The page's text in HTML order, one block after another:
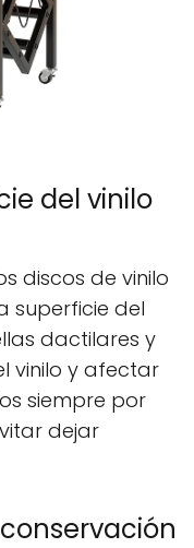
del vinilo
discos de vinilo
superficie del
dactilares y
vinilo y afectar
siempre por
dejar